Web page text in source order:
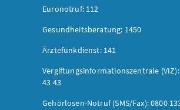
Euronotruf: 112
Gesundheitsberatung: 1450
Ärztefunkdienst: 141
Vergiftungsinformationszentrale (VIZ):
43 43
Gehörlosen-Notruf (SMS/Fax): 0800